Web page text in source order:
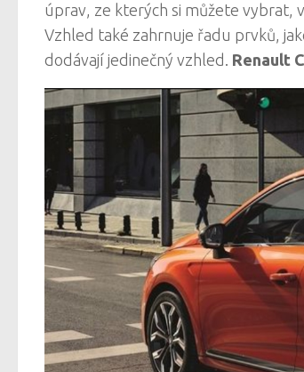
úprav, ze kterých si můžete vybrat,
Vzhled také zahrnuje řadu prvků,
dodávají jedinečný vzhled. Renault